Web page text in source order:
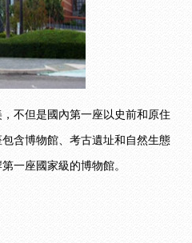
不但是國內第一座以史前和原住
含博物館、考古遺址和自然生態
一座國家級的博物館。